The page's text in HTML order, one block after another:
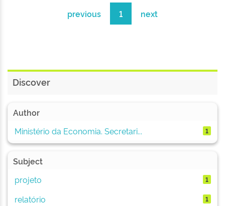
previous 1 next
Discover
Author
Ministério da Economia. Secretari...
1
Subject
projeto
1
relatório 1